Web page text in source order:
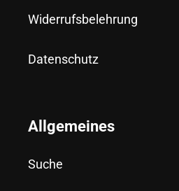
Widerrufsbelehrung
Datenschutz
Allgemeines
Suche